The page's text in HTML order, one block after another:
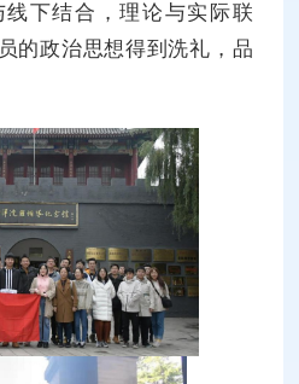
下结合，理论与实际联
的政治思想得到洗礼，品